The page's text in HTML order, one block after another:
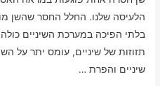
הלעיסה שלנו. החלל החסר שהשן
בלתי הפיכה במערכת השיניים כולה
תזוזות של שיניים, עומס יתר על
שיניים והפרת …